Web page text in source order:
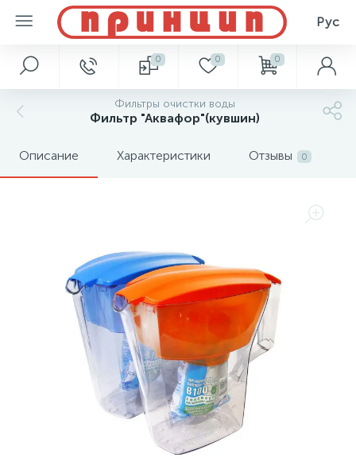
Рус
0 0 0
Фильтры очистки воды
Фильтр "Аквафор"(кувшин)
Описание Характеристики Отзывы 0